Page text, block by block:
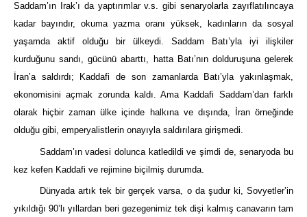
Saddam’ın Irak’ı da yaptırımlar v.s. gibi senaryolarla zayıflatılıncaya
kadar bayındır, okuma yazma oranı yüksek, kadınların da sosyal
yaşamda aktif olduğu bir ülkeydi. Saddam Batı’yla iyi ilişkiler
kurduğunu sandı, gücünü abarttı, hatta Batı’nın dolduruşuna gelerek
İran’a saldırdı; Kaddafi de son zamanlarda Batı’yla yakınlaşmak,
ekonomisini açmak zorunda kaldı. Ama Kaddafi Saddam’dan farklı
olarak hiçbir zaman ülke içinde halkına ve dışında, İran örneğinde
olduğu gibi, emperyalistlerin onayıyla saldırılara girişmedi.
Saddam’ın vadesi dolunca katledildi ve şimdi de, senaryoda bu
kez kefen Kaddafi ve rejimine biçilmiş durumda.
Dünyada artık tek bir gerçek varsa, o da şudur ki, Sovyetler’in
yıkıldığı 90’lı yıllardan beri gezegenimiz tek dişi kalmış canavarın tam